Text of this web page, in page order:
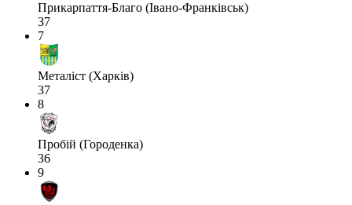
Прикарпаття-Благо (Івано-Франківськ)
37
7
Металіст (Харків)
37
8
Пробій (Городенка)
36
9